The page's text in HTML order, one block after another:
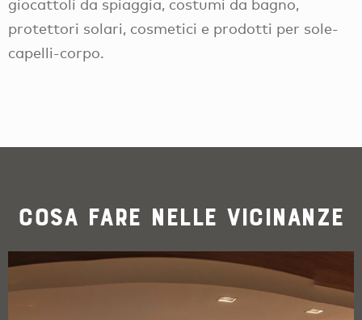
giocattoli da spiaggia, costumi da bagno,
protettori solari, cosmetici e prodotti per sole-
capelli-corpo.
Cosa fare nelle vicinanze